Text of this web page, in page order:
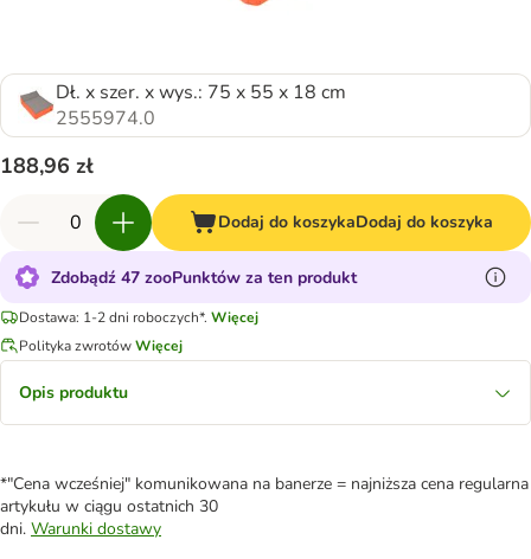
Dł. x szer. x wys.: 75 x 55 x 18 cm
2555974.0
188,96 zł
Dodaj do koszykaDodaj do koszyka
Zdobądź 47 zooPunktów za ten produkt
Dostawa: 1-2 dni roboczych*. Więcej
Polityka zwrotówWięcej
Opis produktu
*"Cena wcześniej" komunikowana na banerze = najniższa cena regularna
artykułu w ciągu ostatnich 30
dni. Warunki dostawy